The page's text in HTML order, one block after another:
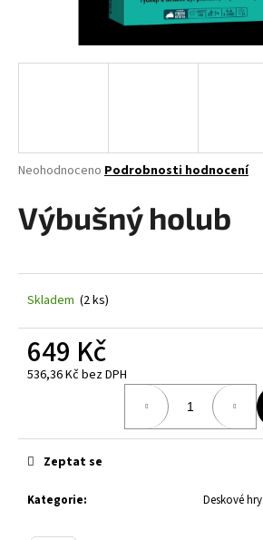
Průměrné
produktu
je
5
hvězdiček.
Neohodnoceno Podrobnosti hodnocení
Výbušný holub
Skladem (2 ks)
649 Kč
536,36 Kč bez DPH
Kategorie: Deskové hry
Zeptat se
í
HLEDAT
o
p
o